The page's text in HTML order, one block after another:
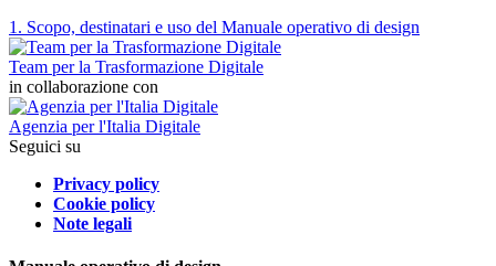
1. Scopo, destinatari e uso del Manuale operativo di design
Team per la Trasformazione Digitale
in collaborazione con
Agenzia per l'Italia Digitale
Seguici su
Privacy policy
Cookie policy
Note legali